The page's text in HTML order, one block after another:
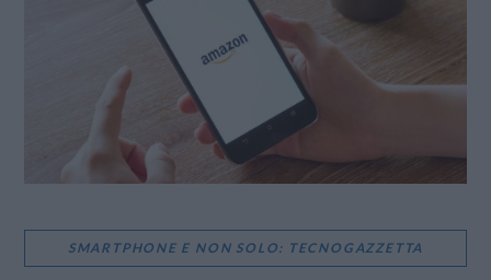
SMARTPHONE E NON SOLO: TECNOGAZZETTA